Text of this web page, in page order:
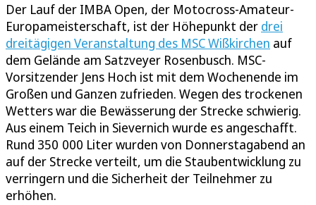
Der Lauf der IMBA Open, der Motocross-Amateur-
Europameisterschaft, ist der Höhepunkt der drei
dreitägigen Veranstaltung des MSC Wißkirchen auf
dem Gelände am Satzveyer Rosenbusch. MSC-
Vorsitzender Jens Hoch ist mit dem Wochenende im
Großen und Ganzen zufrieden. Wegen des trockenen
Wetters war die Bewässerung der Strecke schwierig.
Aus einem Teich in Sievernich wurde es angeschafft.
Rund 350 000 Liter wurden von Donnerstagabend an
auf der Strecke verteilt, um die Staubentwicklung zu
verringern und die Sicherheit der Teilnehmer zu
erhöhen.